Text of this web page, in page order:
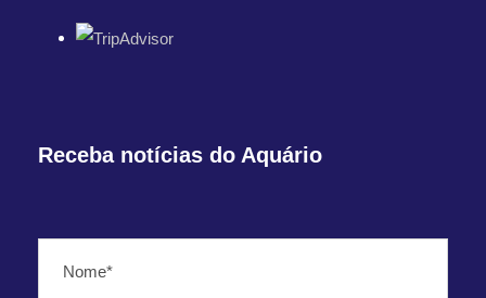
Receba notícias do Aquário